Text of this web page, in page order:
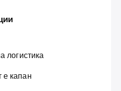
логистика
капан